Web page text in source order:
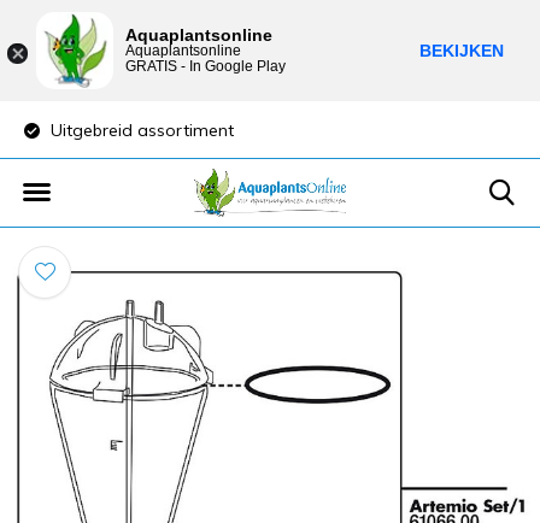
Uitgebreid assortiment
Aquaplantsonline
Aquaplantsonline
GRATIS - In Google Play
BEKIJKEN